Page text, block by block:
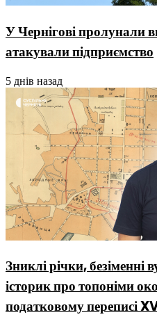
У Чернігові пролунали
атакували підприємство
5 днів назад
Зниклі річки, безіменні
історик про топоніми
податковому переписі